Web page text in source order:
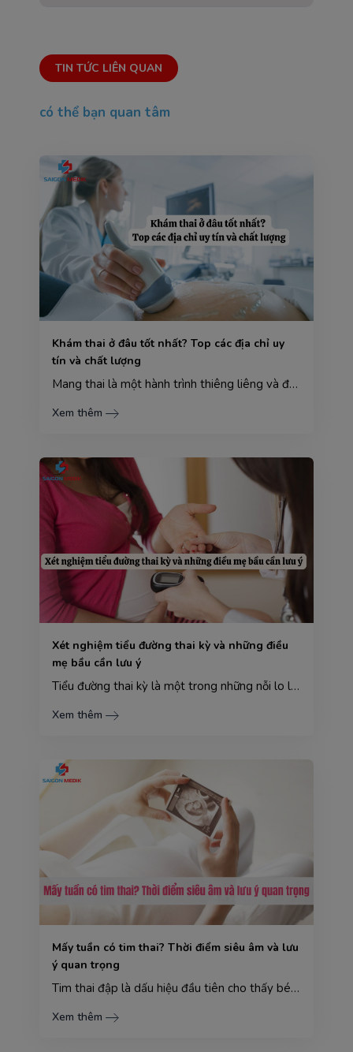
TIN TỨC LIÊN QUAN
có thể bạn quan tâm
Khám thai ở đâu tốt nhất? Top các địa chỉ uy
tín và chất lượng
Mang thai là một hành trình thiêng liêng và đầy mong đợi, nhưng cũng đi kèm với nhiều lo lắng, đặc b...
Xem thêm
Xét nghiệm tiểu đường thai kỳ và những điều
mẹ bầu cần lưu ý
Tiểu đường thai kỳ là một trong những nỗi lo lắng hàng đầu của nhiều mẹ bầu, bởi nó không chỉ ảnh hư...
Xem thêm
Mấy tuần có tim thai? Thời điểm siêu âm và lưu
ý quan trọng
Tim thai đập là dấu hiệu đầu tiên cho thấy bé đang lớn lên khỏe mạnh trong bụng mẹ, mang đến niềm hạ...
Xem thêm